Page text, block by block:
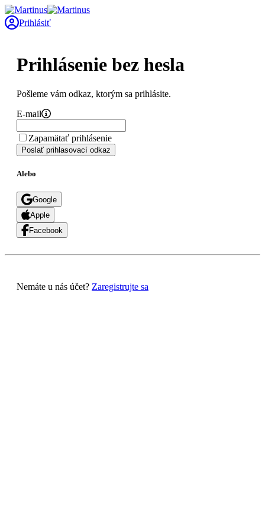
Prihlásiť
Prihlásenie bez hesla
Pošleme vám odkaz, ktorým sa prihlásite.
E-mail
Zapamätať prihlásenie
Poslať prihlasovací odkaz
Alebo
Google
Apple
Facebook
Nemáte u nás účet? Zaregistrujte sa